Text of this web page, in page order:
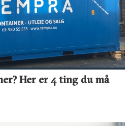
Her er 4 ting du må